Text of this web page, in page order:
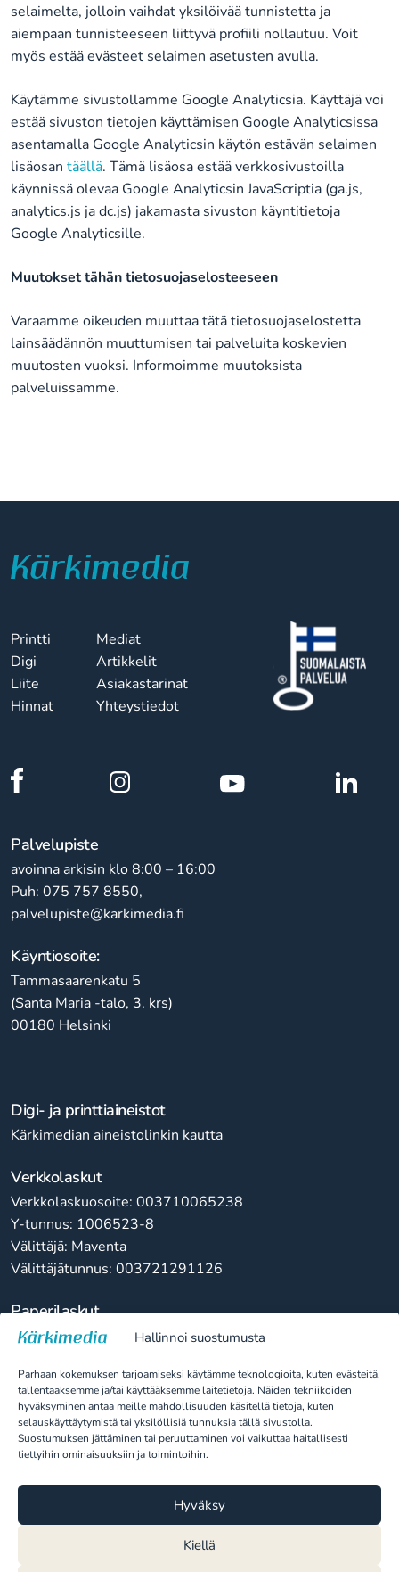
Hallinnoi suostumusta
Parhaan kokemuksen tarjoamiseksi käytämme teknologioita, kuten evästeitä,
tallentaaksemme ja/tai käyttääksemme laitetietoja. Näiden tekniikoiden
hyväksyminen antaa meille mahdollisuuden käsitellä tietoja, kuten
selauskäyttäytymistä tai yksilöllisiä tunnuksia tällä sivustolla.
Suostumuksen jättäminen tai peruuttaminen voi vaikuttaa haitallisesti
tiettyihin ominaisuuksiin ja toimintoihin.
Hyväksy
Kiellä
selaimelta, jolloin vaihdat yksilöivää tunnistetta ja
aiempaan tunnisteeseen liittyvä profiili nollautuu. Voit
myös estää evästeet selaimen asetusten avulla.
Käytämme sivustollamme Google Analyticsia. Käyttäjä voi
estää sivuston tietojen käyttämisen Google Analyticsissa
asentamalla Google Analyticsin käytön estävän selaimen
lisäosan täällä. Tämä lisäosa estää verkkosivustoilla
käynnissä olevaa Google Analyticsin JavaScriptia (ga.js,
analytics.js ja dc.js) jakamasta sivuston käyntitietoja
Google Analyticsille.
Muutokset tähän tietosuojaselosteeseen
Varaamme oikeuden muuttaa tätä tietosuojaselostetta
lainsäädännön muuttumisen tai palveluita koskevien
muutosten vuoksi. Informoimme muutoksista
palveluissamme.
Printti
Digi
Liite
Hinnat
Mediat
Artikkelit
Asiakastarinat
Yhteystiedot
Palvelupiste
avoinna arkisin klo 8:00 – 16:00
Puh: 075 757 8550,
palvelupiste@karkimedia.fi
Käyntiosoite:
Tammasaarenkatu 5
(Santa Maria -talo, 3. krs)
00180 Helsinki
Digi- ja printtiaineistot
Kärkimedian aineistolinkin kautta
Verkkolaskut
Verkkolaskuosoite: 003710065238
Y-tunnus: 1006523-8
Välittäjä: Maventa
Välittäjätunnus: 003721291126
Paperilaskut
Kärkimedia Oy
PL 100
80020 Kollektor Scan
Tietosuojaseloste